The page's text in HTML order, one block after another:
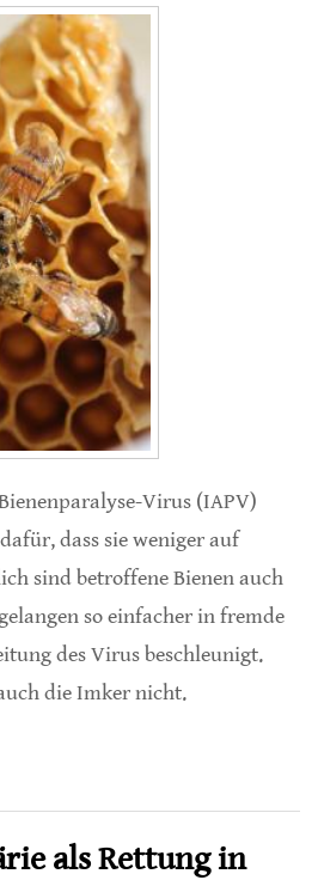
Virus (IAPV)
dass sie weniger auf
sind betroffene Bienen auch
so einfacher in fremde
des Virus beschleunigt.
die Imker nicht.
als Rettung in